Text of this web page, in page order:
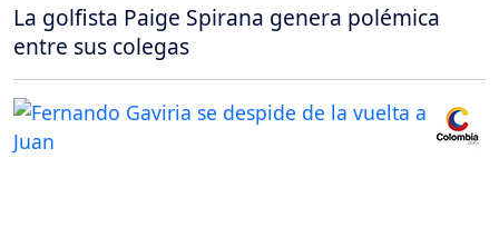
La golfista Paige Spirana genera polémica
entre sus colegas